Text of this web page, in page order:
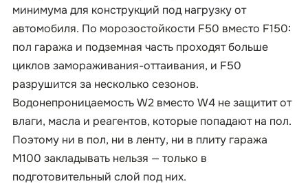
минимума для конструкций под нагрузку от
автомобиля. По морозостойкости F50 вместо F150:
пол гаража и подземная часть проходят больше
циклов замораживания-оттаивания, и F50
разрушится за несколько сезонов.
Водонепроницаемость W2 вместо W4 не защитит от
влаги, масла и реагентов, которые попадают на пол.
Поэтому ни в пол, ни в ленту, ни в плиту гаража
М100 закладывать нельзя — только в
подготовительный слой под них.